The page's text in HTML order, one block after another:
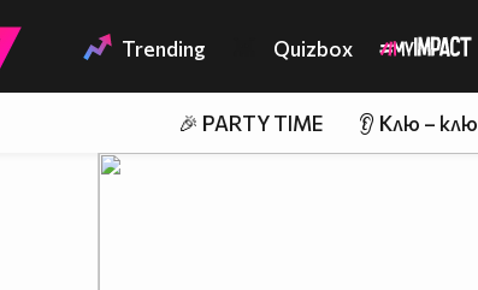
Trending Quizbox
🎉 PARTY TIME 👂 Клю – клю